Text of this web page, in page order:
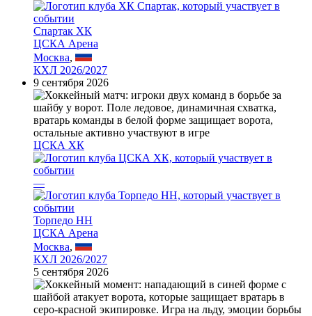
Спартак ХК
ЦСКА Арена
Москва,
КХЛ 2026/2027
9 сентября 2026
ЦСКА ХК
—
Торпедо НН
ЦСКА Арена
Москва,
КХЛ 2026/2027
5 сентября 2026